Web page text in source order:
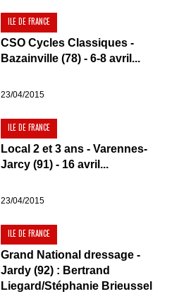
ILE DE FRANCE
CSO Cycles Classiques -
Bazainville (78) - 6-8 avril...
23/04/2015
ILE DE FRANCE
Local 2 et 3 ans - Varennes-
Jarcy (91) - 16 avril...
23/04/2015
ILE DE FRANCE
Grand National dressage -
Jardy (92) : Bertrand
Liegard/Stéphanie Brieussel